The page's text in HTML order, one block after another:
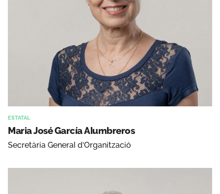
ESTATAL
Maria José García Alumbreros
Secretària General d'Organització